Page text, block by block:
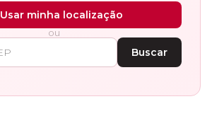
Usar minha localização
ou
Buscar